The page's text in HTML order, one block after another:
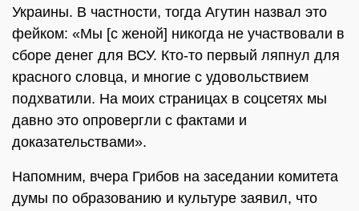
Украины. В частности, тогда Агутин назвал это
фейком: «Мы [с женой] никогда не участвовали в
сборе денег для ВСУ. Кто-то первый ляпнул для
красного словца, и многие с удовольствием
подхватили. На моих страницах в соцсетях мы
давно это опровергли с фактами и
доказательствами».
Напомним, вчера Грибов на заседании комитета
думы по образованию и культуре заявил, что